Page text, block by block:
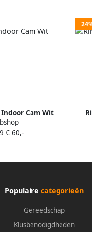
Cam Wit
€ 60,-
Populaire categorieën
Gereedschap
Klusbenodigdheden